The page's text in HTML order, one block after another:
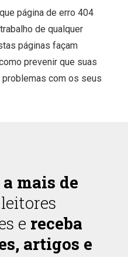
página de erro 404
de qualquer
páginas façam
prevenir que suas
com os seus
mais de
leitores
e receba
artigos e